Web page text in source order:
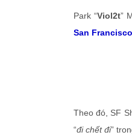
Park “Viol2t”
San
Theo đó, SF
“đi chết đi”